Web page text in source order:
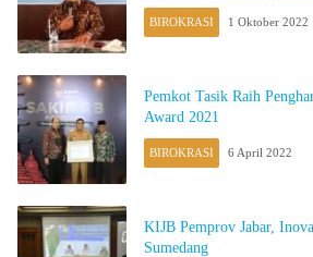
BIROKRASI 1 Oktober 2022
Pemkot Tasik Raih
Award 2021
BIROKRASI 6 April 2022
KIJB Pemprov Jabar,
Sumedang